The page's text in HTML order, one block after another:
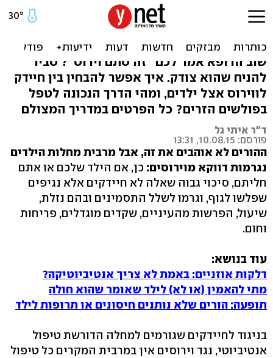
כשהרופא אומר "ויראלי" -
למה הוא מתכוון?
שוב הרופא אמר לכם "זה סתם וירוס"? סביר
להניח שהוא צודק. איך אפשר להבחין בין חיידק
לווירוס אצל ילדים, ומהי הדרך הנכונה לטפל
בפולשים הזרים? כל הפרטים במדריך המצולם
ד"ר איתי גל
פורסם: 10.08.15, 13:31
ההורים לא אוהבים את זה, אבל מרבית מחלות הילדים
נגרמות דווקא מוירוסים: כן, אם הילד שלכם או אתם
חליתם, סיכוי גבוה שאלה לא חיידקים אלא נגיפים
שפלשו לגוף, וגרמו לשלל התסמינים ובהם נזלת,
שיעול, הפרשות מהעיניים, שקדים מוגדלים, פריחות
וחום.
עוד בנושא:
דלקות אוזניים: באמת לא צריך אנטיביוטיקה?
מתי להאמין (או לא) לילד שאומר שהוא חולה
תופעה: הורים שלא נותנים חיסונים או תרופות לילד
בניגוד לחיידקים שגורמים למחלה הדורשת טיפול
אנטיביוטי, נגד וירוסים אין במרבית המקרים כל טיפול